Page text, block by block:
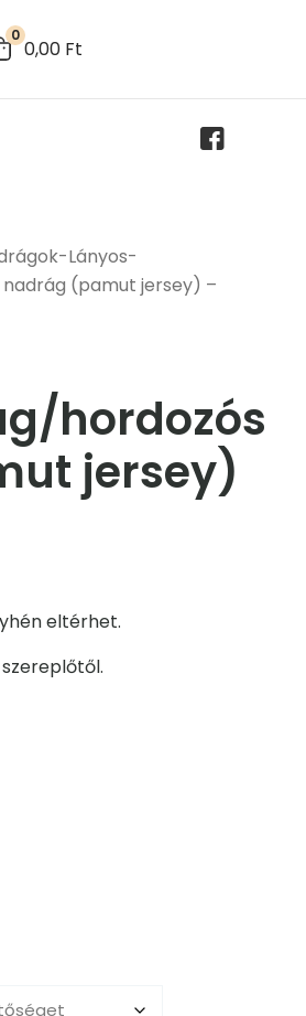
0
0,00 Ft
-Lányos-
(pamut jersey) –
hordozós
jersey)
eltérhet.
Ft